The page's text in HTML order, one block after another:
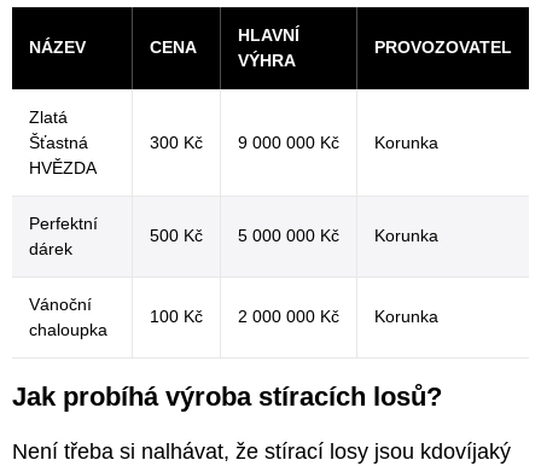
NÁZEV CENA
HLAVNÍ
VÝHRA
PROVOZOVATEL
Zlatá
Šťastná
HVĚZDA
300 Kč 9 000 000 Kč Korunka
Perfektní
dárek
500 Kč 5 000 000 Kč Korunka
Vánoční
chaloupka
100 Kč 2 000 000 Kč Korunka
Jak probíhá výroba stíracích losů?
Není třeba si nalhávat, že stírací losy jsou kdovíjaký